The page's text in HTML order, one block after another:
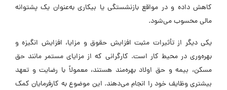
کاهش داده و در مواقع بازنشستگی یا بیکاری به‌عنوان یک پشتوانه
مالی محسوب می‌شود.
یکی دیگر از تأثیرات مثبت افزایش حقوق و مزایا، افزایش انگیزه و
بهره‌وری در محیط کار است. کارگرانی که از مزایای مستمر مانند حق
مسکن، بیمه و حق اولاد بهره‌مند هستند، معمولاً با رضایت و تعهد
بیشتری وظایف خود را انجام می‌دهند. این موضوع به کارفرمایان کمک